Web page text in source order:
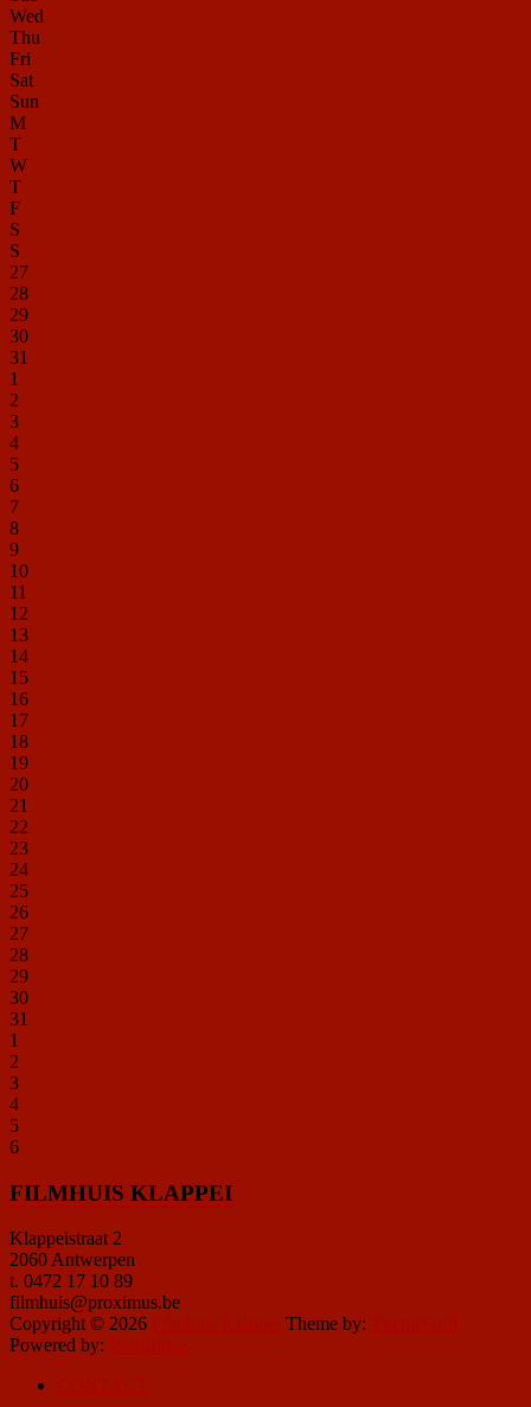
Wed
Thu
Fri
Sat
Sun
M
T
W
T
F
S
S
27
28
29
30
31
1
2
3
4
5
6
7
8
9
10
11
12
13
14
15
16
17
18
19
20
21
22
23
24
25
26
27
28
29
30
31
1
2
3
4
5
6
FILMHUIS KLAPPEI
Klappeistraat 2
2060 Antwerpen
t. 0472 17 10 89
filmhuis@proximus.be
Copyright © 2026
Theme by:
Powered by: